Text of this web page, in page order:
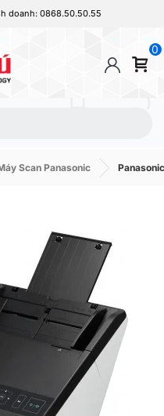
doanh: 0868.50.50.55
0
Scan Panasonic